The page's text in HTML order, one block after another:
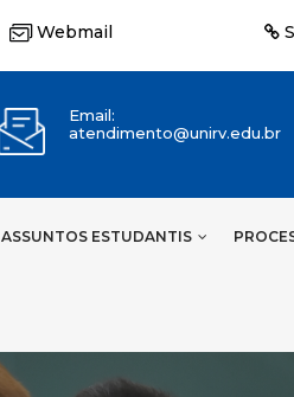
Webmail
Email:
atendimento@unirv.edu.br
ASSUNTOS ESTUDANTIS